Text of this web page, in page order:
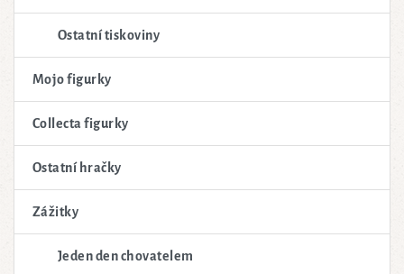
Ostatní tiskoviny
Mojo figurky
Collecta figurky
Ostatní hračky
Zážitky
Jeden den chovatelem